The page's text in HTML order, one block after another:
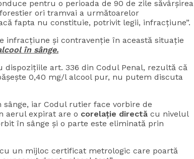
pentru o perioada de 90 de zile săvârșirea
ori tramvai a următoarelor
fapta nu constituie, potrivit legii, infracțiune”.
infracțiune și contravenție în această situație
în sânge.
dispozițiile art. 336 din Codul Penal, rezultă că
0,40 mg/l alcool pur, nu putem discuta
iar Codul rutier face vorbire de
aerul expirat are o corelație directă cu nivelul
în sânge și o parte este eliminată prin
un mijloc certificat metrologic care poartă